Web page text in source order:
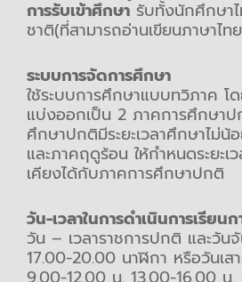
การรับเข้าศึกษา รับทั้งนักศึกษา
ชาติ(ที่สามารถอ่านเขียนภาษาไท
ระบบการจัดการศึกษา
ใช้ระบบการศึกษาแบบทวิภาค โ
แบ่งออกเป็น 2 ภาคการศึกษา
ศึกษาปกติมีระยะเวลาศึกษาไม่
และภาคฤดูร้อน ให้กําหนดระยะเ
เคียงได้กับภาคการศึกษาปกติ
วัน-เวลาในการดำเนินการเรียน
วัน – เวลาราชการปกติ และวัน
17.00-20.00 นาฬิกา หรือวันเส